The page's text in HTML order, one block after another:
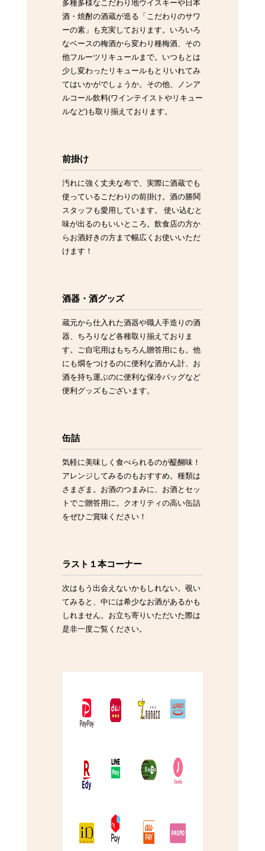
多種多様なこだわり地ウイスキーや日本
酒・焼酎の酒蔵が造る「こだわりのサワ
ーの素」も充実しております。いろいろ
なベースの梅酒から変わり種梅酒、その
他フルーツリキュールまで。いつもとは
少し変わったリキュールもとりいれてみ
てはいかがでしょうか。その他、ノンア
ルコール飲料(ワインテイストやリキュー
ルなど)も取り揃えております。
前掛け
汚れに強く丈夫な布で、実際に酒蔵でも
使っているこだわりの前掛け。酒の勝鬨
スタッフも愛用しています。 使い込むと
味が出るのもいいところ。飲食店の方か
らお酒好きの方まで幅広くお使いいただ
けます！
酒器・酒グッズ
蔵元から仕入れた酒器や職人手造りの酒
器、ちろりなど各種取り揃えておりま
す。ご自宅用はもちろん贈答用にも。他
にも燗をつけるのに便利な酒かん計、お
酒を持ち運ぶのに便利な保冷バッグなど
便利グッズもございます。
缶詰
気軽に美味しく食べられるのが醍醐味！
アレンジしてみるのもおすすめ。種類は
さまざま。お酒のつまみに、お酒とセッ
トでご贈答用に。クオリティの高い缶詰
をぜひご賞味ください！
ラスト１本コーナー
次はもう出会えないかもしれない。覗い
てみると、中には希少なお酒があるかも
しれません。お立ち寄りいただいた際は
是非一度ご覧ください。